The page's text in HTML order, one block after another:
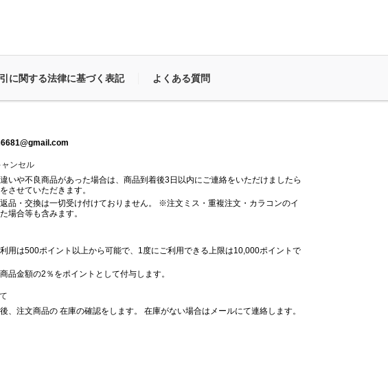
に関する法律に基づく表記 よくある質問
ンセル
いや不良商品があった場合は、商品到着後3日以内にご連絡をいただけましたら
させていただきます。
品・交換は一切受け付けておりません。 ※注文ミス・重複注文・カラコンのイ
場合等も含みます。
用は500ポイント以上から可能で、1度にご利用できる上限は10,000ポイントで
品金額の2％をポイントとして付与します。
、注文商品の 在庫の確認をします。 在庫がない場合はメールにて連絡します。